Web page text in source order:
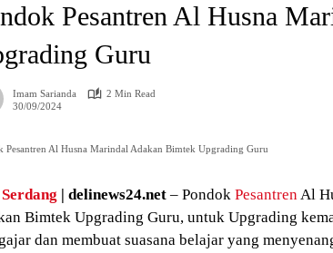
Pesantren Al Husna
Guru
Imam Sarianda
2 Min Read
30/09/2024
Pesantren Al Husna Marindal Adakan Bimtek Upgrading Guru
| delinews24.net – Pondok PesantrenAl
Bimtek Upgrading Guru, untuk Upgrading
dan membuat suasana belajar yang